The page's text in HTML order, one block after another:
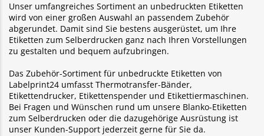
Unser umfangreiches Sortiment an unbedruckten Etiketten
wird von einer großen Auswahl an passendem Zubehör
abgerundet. Damit sind Sie bestens ausgerüstet, um Ihre
Etiketten zum Selberdrucken ganz nach Ihren Vorstellungen
zu gestalten und bequem aufzubringen.
Das Zubehör-Sortiment für unbedruckte Etiketten von
Labelprint24 umfasst Thermotransfer-Bänder,
Etikettendrucker, Etikettenspender und Etikettiermaschinen.
Bei Fragen und Wünschen rund um unsere Blanko-Etiketten
zum Selberdrucken oder die dazugehörige Ausrüstung ist
unser Kunden-Support jederzeit gerne für Sie da.